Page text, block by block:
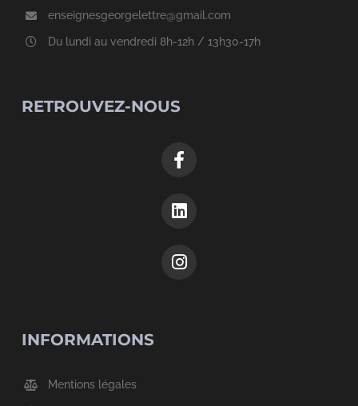
enseignesgeorgelettre@gmail.com
Du lundi au vendredi 8h-12h / 13h30-17h
RETROUVEZ-NOUS
INFORMATIONS
Mentions légales